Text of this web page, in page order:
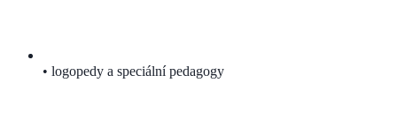
• logopedy a speciální pedagogy